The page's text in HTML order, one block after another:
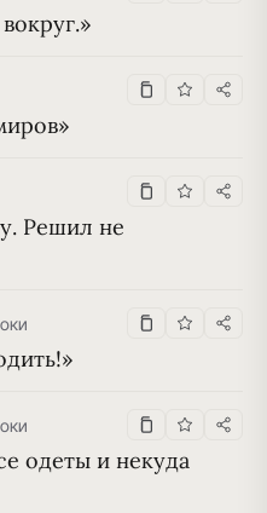
Решил не
одеты и некуда